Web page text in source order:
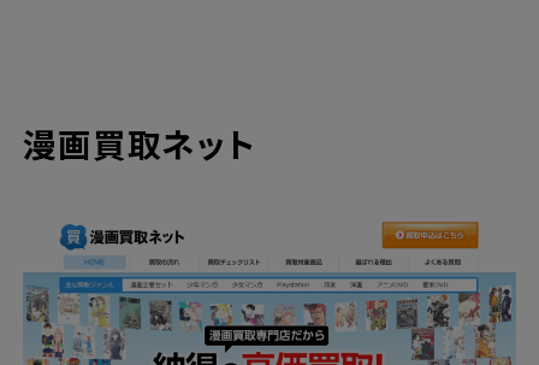
漫画買取ネット